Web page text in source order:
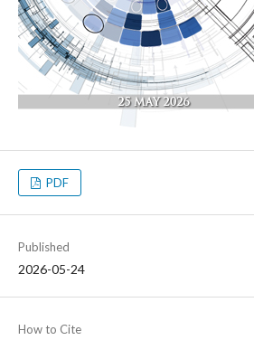
PDF
Published
2026-05-24
How to Cite